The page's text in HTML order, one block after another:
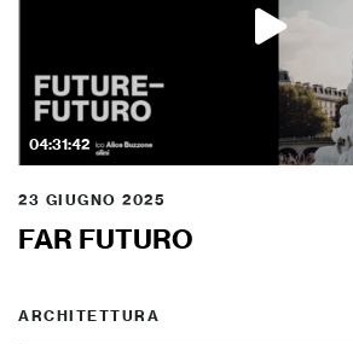
04:31:42
23 GIUGNO 2025
FAR FUTURO
ARCHITETTURA